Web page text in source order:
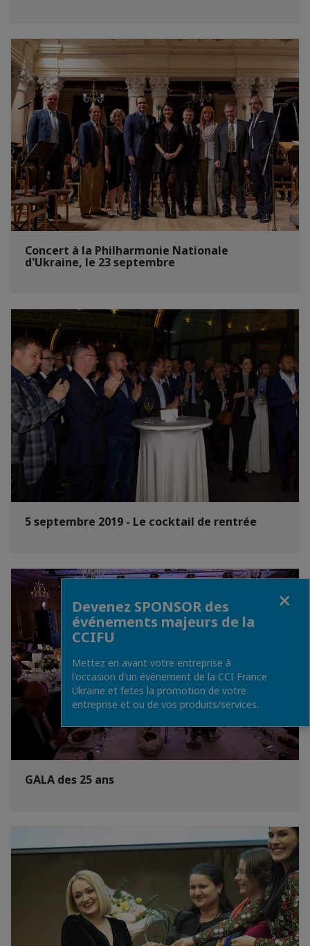
Concert à la Philharmonie Nationale
d'Ukraine, le 23 septembre
5 septembre 2019 - Le cocktail de rentrée
GALA des 25 ans
Devenez SPONSOR des
événements majeurs de la
CCIFU
Mettez en avant votre entreprise à
l'occasion d'un événement de la CCI France
Ukraine et fetes la promotion de votre
entreprise et ou de vos produits/services.